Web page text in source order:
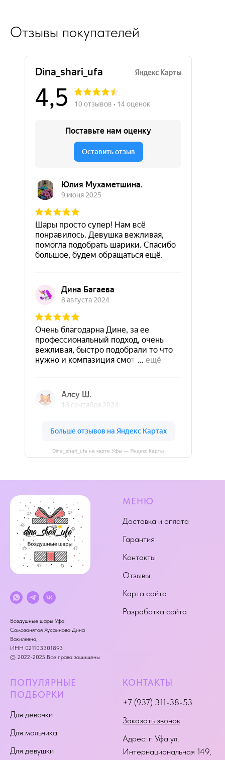
Отзывы покупателей
Dina_shari_ufa на карте Уфы — Яндекс Карты
Воздушные шары Уфа
Самозанятая Хусаинова Дина
Вакилевна,
ИНН 021103301893
© 2022-2025 Все права защищены
МЕНЮ
Доставка и оплата
Гарантия
Контакты
Отзывы
Карта сайта
Разработка сайта
ПОПУЛЯРНЫЕ
ПОДБОРКИ
Для девочки
Для мальчика
Для девушки
КОНТАКТЫ
+7 (937) 311-38-53
Заказать звонок
Адрес: г. Уфа ул.
Интернациональная 149,